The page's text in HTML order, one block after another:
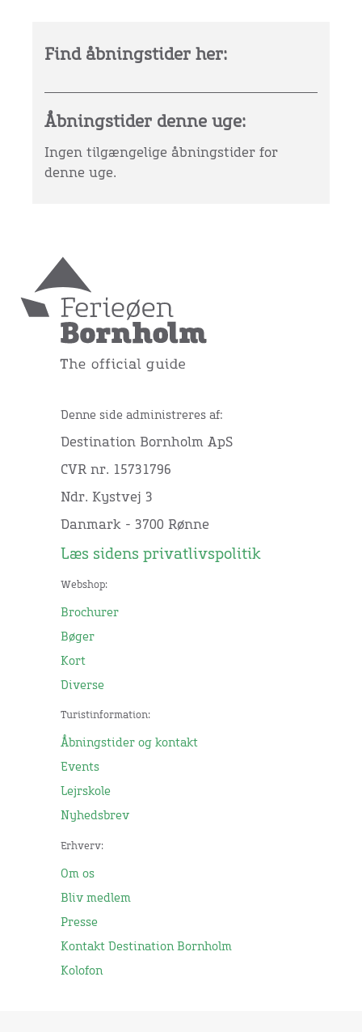
Find åbningstider her:
Åbningstider denne uge:
Ingen tilgængelige åbningstider for
denne uge.
Denne side administreres af:
Destination Bornholm ApS
CVR nr. 15731796
Ndr. Kystvej 3
Danmark - 3700 Rønne
Læs sidens privatlivspolitik
Webshop:
Brochurer
Bøger
Kort
Diverse
Turistinformation:
Åbningstider og kontakt
Events
Lejrskole
Nyhedsbrev
Erhverv:
Om os
Bliv medlem
Presse
Kontakt Destination Bornholm
Kolofon